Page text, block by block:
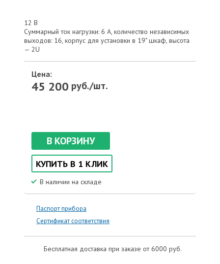
12 В
Суммарный ток нагрузки: 6 А, количество независимых
выходов: 16, корпус для установки в 19" шкаф, высота
— 2U
Цена:
45 200 руб./шт.
В КОРЗИНУ
КУПИТЬ В 1 КЛИК
В наличии на складе
Паспорт прибора
Сертификат соответствия
Бесплатная доставка при заказе от 6000 руб.